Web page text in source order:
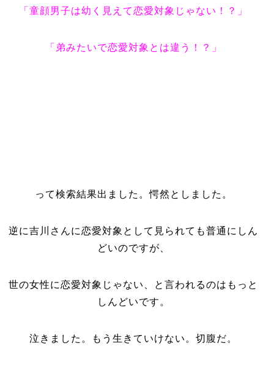
「童顔男子は幼く見えて恋愛対象じゃない！？」
「弟みたいで恋愛対象とは違う！？」
って検索結果出ました。愕然としました。
逆に吉川さんに恋愛対象として見られても普通にしん
どいのですが、
世の女性に恋愛対象じゃない、と言われるのはもっと
しんどいです。
泣きました。もう生きていけない。切腹だ。